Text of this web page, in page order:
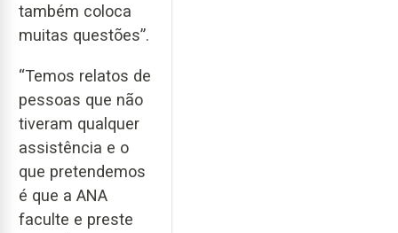
também coloca
muitas questões”.
“Temos relatos de
pessoas que não
tiveram qualquer
assistência e o
que pretendemos
é que a ANA
faculte e preste